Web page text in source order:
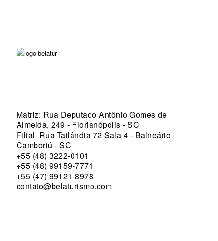
Matriz: Rua Deputado Antônio Gomes de
Almeida, 249 - Florianópolis - SC
Filial: Rua Tailândia 72 Sala 4 - Balneário
Camboriú - SC
+55 (48) 3222-0101
+55 (48) 99159-7771
+55 (47) 99121-8978
contato@belaturismo.com